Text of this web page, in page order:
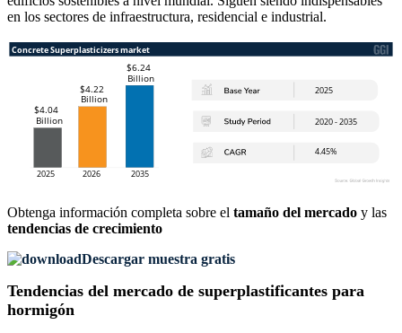
en los sectores de infraestructura, residencial e industrial.
Obtenga información completa sobre el tamaño del mercado y las
tendencias de crecimiento
Descargar muestra gratis
Tendencias del mercado de superplastificantes para
hormigón